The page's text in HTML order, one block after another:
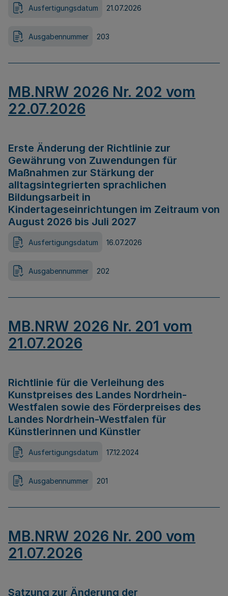
Ausfertigungsdatum 21.07.2026
Ausgabennummer 203
MB.NRW 2026 Nr. 202 vom
22.07.2026
Erste Änderung der Richtlinie zur
Gewährung von Zuwendungen für
Maßnahmen zur Stärkung der
alltagsintegrierten sprachlichen
Bildungsarbeit in
Kindertageseinrichtungen im Zeitraum von
August 2026 bis Juli 2027
Ausfertigungsdatum 16.07.2026
Ausgabennummer 202
MB.NRW 2026 Nr. 201 vom
21.07.2026
Richtlinie für die Verleihung des
Kunstpreises des Landes Nordrhein-
Westfalen sowie des Förderpreises des
Landes Nordrhein-Westfalen für
Künstlerinnen und Künstler
Ausfertigungsdatum 17.12.2024
Ausgabennummer 201
MB.NRW 2026 Nr. 200 vom
21.07.2026
Satzung zur Änderung der